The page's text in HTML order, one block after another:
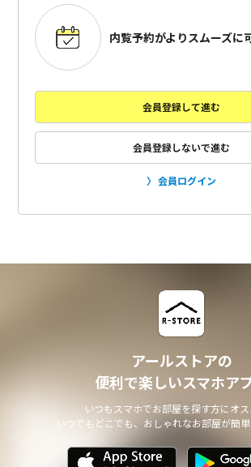
内覧予約がよりスムーズに
会員登録して進む
会員登録しないで進む
会員ログイン
アールストアの
便利で楽しいスマホア
いつもスマホでお部屋を探す方にオス
いつでもどこでも、おしゃれなお部屋が簡単